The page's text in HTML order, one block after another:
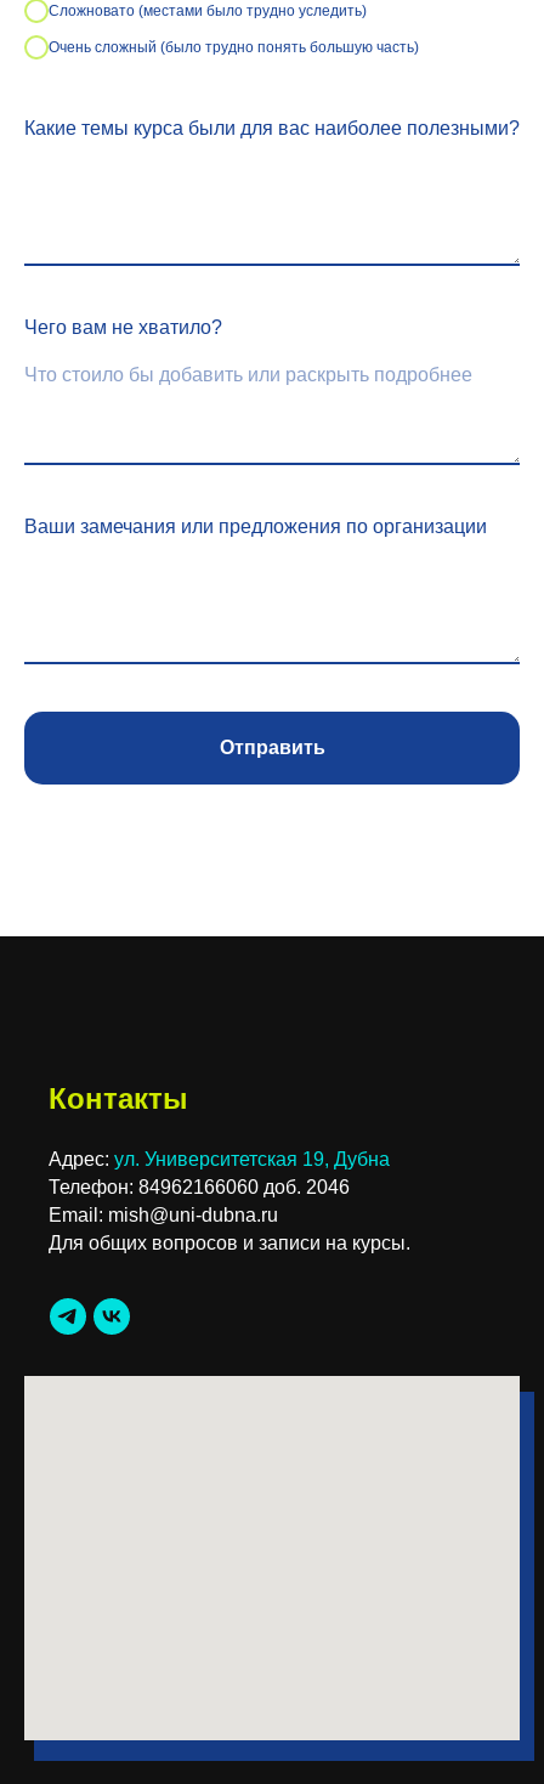
Сложновато (местами было трудно уследить)
Очень сложный (было трудно понять большую часть)
Какие темы курса были для вас наиболее полезными?
Чего вам не хватило?
Ваши замечания или предложения по организации
Отправить
Контакты
Адрес: ул. Университетская 19, Дубна
Телефон: 84962166060 доб. 2046
Email: mish@uni-dubna.ru
Для общих вопросов и записи на курсы.